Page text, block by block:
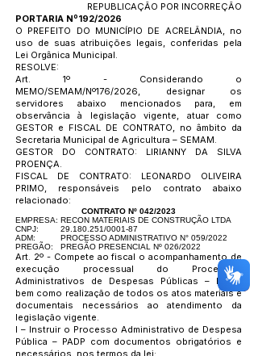
REPUBLICAÇÃO POR INCORREÇÃO
PORTARIA Nº192/2026
O PREFEITO DO MUNICÍPIO DE ACRELÂNDIA, no
uso de suas atribuições legais, conferidas pela
Lei Orgânica Municipal.
RESOLVE:
Art. 1º - Considerando o
MEMO/SEMAM/Nº176/2026, designar os
servidores abaixo mencionados para, em
observância à legislação vigente, atuar como
GESTOR e FISCAL DE CONTRATO, no âmbito da
Secretaria Municipal de Agricultura – SEMAM.
GESTOR DO CONTRATO: LIRIANNY DA SILVA
PROENÇA.
FISCAL DE CONTRATO: LEONARDO OLIVEIRA
PRIMO, responsáveis pelo contrato abaixo
relacionado:
CONTRATO Nº 042/2023
EMPRESA: RECON MATERIAIS DE CONSTRUÇÃO LTDA
CNPJ:
29.180.251/0001-87
ADM:
PROCESSO ADMINISTRATIVO N° 059/2022
PREGÃO:
PREGÃO PRESENCIAL Nº 026/2022
Art. 2º - Compete ao fiscal o acompanhamento de
execução processual do Processos
Administrativos de Despesas Públicas – PADP,
bem como realização de todos os atos materiais e
documentais necessários ao atendimento da
legislação vigente.
I – Instruir o Processo Administrativo de Despesa
Pública – PADP com documentos obrigatórios e
necessários, nos termos da lei;